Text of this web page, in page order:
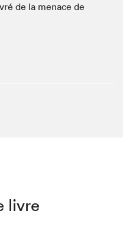
de la men­ace de
livre